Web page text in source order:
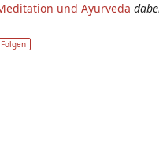
und Ayurveda
Folgen